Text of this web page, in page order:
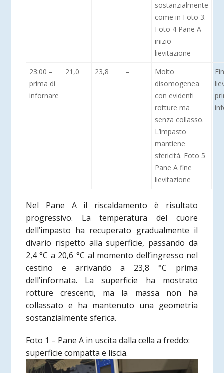
sostanzialmente
come in Foto 3.
Foto 4 Pane A
inizio
lievitazione
23:00 –
prima di
infornare
21,0 23,8 –
Molto
disomogenea
con evidenti
rotture ma
senza collasso.
L’impasto
mantiene
sfericità. Foto 5
Pane A fine
lievitazione
Nel Pane A il riscaldamento è risultato
progressivo. La temperatura del cuore
dell’impasto ha recuperato gradualmente il
divario rispetto alla superficie, passando da
2,4 °C a 20,6 °C al momento dell’ingresso nel
cestino e arrivando a 23,8 °C prima
dell’infornata. La superficie ha mostrato
rotture crescenti, ma la massa non ha
collassato e ha mantenuto una geometria
sostanzialmente sferica.
Foto 1 – Pane A in uscita dalla cella a freddo:
superficie compatta e liscia.